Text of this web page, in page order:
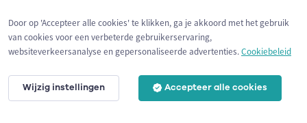
200 m
Door op 'Accepteer alle cookies' te klikken, ga je akkoord met het gebruik
van cookies voor een verbeterde gebruikerservaring,
websiteverkeersanalyse en gepersonaliseerde advertenties.Cookiebeleid
Wijzig instellingen Accepteer alle cookies